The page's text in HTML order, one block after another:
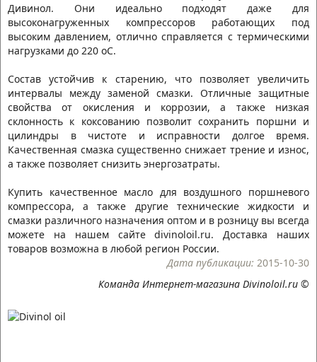
Дивинол. Они идеально подходят даже для
высоконагруженных компрессоров работающих под
высоким давлением, отлично справляется с термическими
нагрузками до 220 оС.
Состав устойчив к старению, что позволяет увеличить
интервалы между заменой смазки. Отличные защитные
свойства от окисления и коррозии, а также низкая
склонность к коксованию позволит сохранить поршни и
цилиндры в чистоте и исправности долгое время.
Качественная смазка существенно снижает трение и износ,
а также позволяет снизить энергозатраты.
Купить качественное масло для воздушного поршневого
компрессора, а также другие технические жидкости и
смазки различного назначения оптом и в розницу вы всегда
можете на нашем сайте divinoloil.ru. Доставка наших
товаров возможна в любой регион России.
Дата публикации: 2015-10-30
Команда Интернет-магазина Divinoloil.ru ©